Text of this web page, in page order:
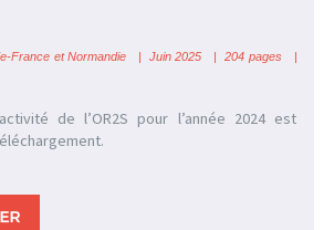
France et Normandie | Juin 2025 | 204 pages |
de l’OR2S pour l’année 2024 est